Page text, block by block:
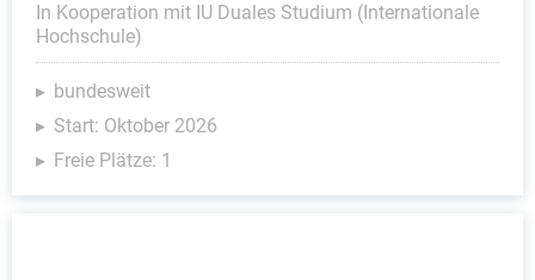
In Kooperation mit IU Duales Studium (Internationale
Hochschule)
bundesweit
Start: Oktober 2026
Freie Plätze: 1